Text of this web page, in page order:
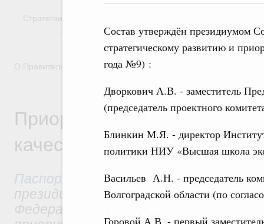
Состав утверждён президиумом
стратегическому развитию и
года №9) :
Дворкович А.В. - заместитель
(председатель проектного
Блинкин М.Я. - директор
политики НИУ «Высшая школа
Васильев А.Н. - председатель
Волгоградской области (по
Горовой А.В. - первый
Стратегии
О Правительстве Координационные и совещательные
Приоритетный проект
качественные дороги»
Паспорт приоритетного проекта
президиумом Совета при
Федерации по стратегическому